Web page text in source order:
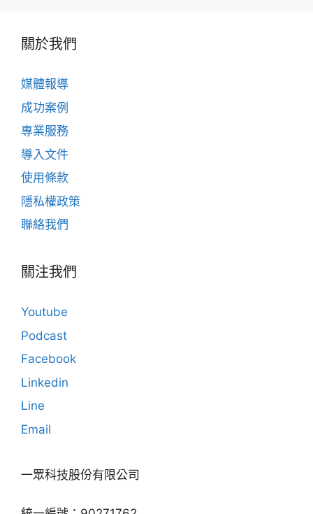
關於我們
媒體報導
成功案例
專業服務
導入文件
使用條款
隱私權政策
聯絡我們
關注我們
Youtube
Podcast
Facebook
Linkedin
Line
Email
一眾科技股份有限公司